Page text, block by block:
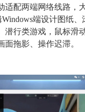
适配两端网络线路，
Windows端设计图纸
潜行类游戏，鼠标滑
面拖影、操作迟滞。